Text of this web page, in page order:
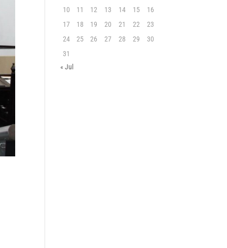
10
11 12 13 14 15
16
17
18 19 20 21 22
23
24
25 26 27 28 29
30
31
« Jul